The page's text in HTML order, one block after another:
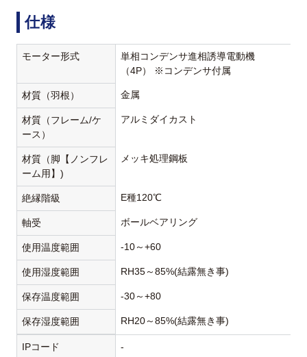
仕様
モーター形式
単相コンデンサ進相誘導電動機
（4P） ※コンデンサ付属
材質（羽根） 金属
材質（フレーム/ケ
ース）
アルミダイカスト
材質（脚【ノンフレ
ーム用】)
メッキ処理鋼板
絶縁階級 E種120℃
軸受 ボールベアリング
使用温度範囲 -10～+60
使用湿度範囲 RH35～85%(結露無き事)
保存温度範囲 -30～+80
保存湿度範囲 RH20～85%(結露無き事)
IPコード -